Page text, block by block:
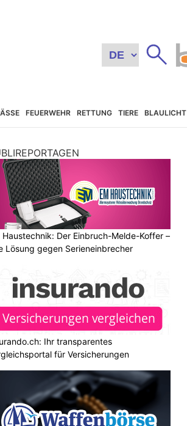
FEUERWEHR RETTUNG TIERE BLAULICHT
Haustechnik: Der Einbruch-Melde-Koffer –
Lösung gegen Serieneinbrecher
Ihr transparentes
für Versicherungen